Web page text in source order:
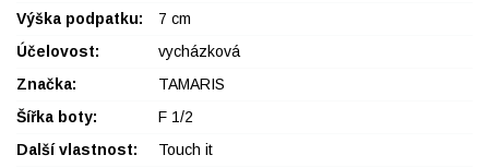
Výška podpatku:
7 cm
Účelovost:
vycházková
Značka:
TAMARIS
Šířka boty:
F 1/2
Další vlastnost:
Touch it